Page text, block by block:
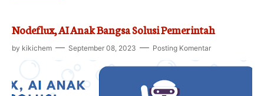
Nodeflux, AI Anak Bangsa Solusi Pemerintah
by kikichem September 08, 2023 Posting Komentar